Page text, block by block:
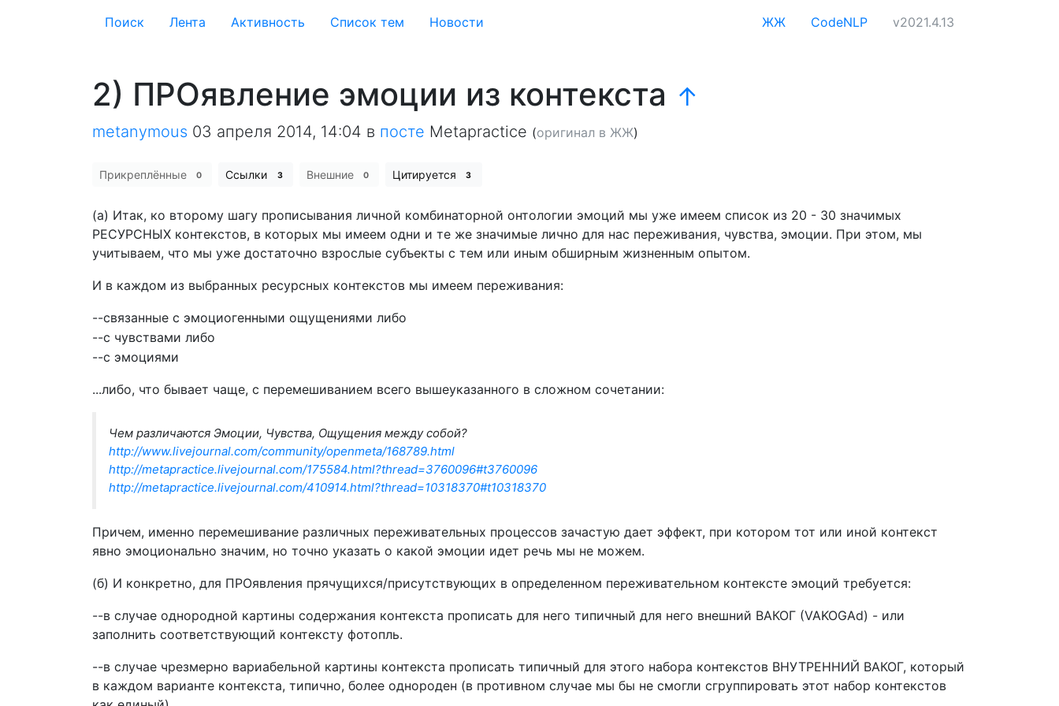
Поиск Лента Активность Cписок тем Новости ЖЖ CodeNLP v2021.4.13
2) ПРОявление эмоции из контекста ↑
metanymous 03 апреля 2014, 14:04 в посте Metapractice (оригинал в ЖЖ)
Прикреплённые 0 Ссылки 3 Внешние 0 Цитируется 3
(а) Итак, ко второму шагу прописывания личной комбинаторной онтологии эмоций мы уже имеем список из 20 - 30 значимых
РЕСУРСНЫХ контекстов, в которых мы имеем одни и те же значимые лично для нас переживания, чувства, эмоции. При этом, мы
учитываем, что мы уже достаточно взрослые субъекты с тем или иным обширным жизненным опытом.
И в каждом из выбранных ресурсных контекстов мы имеем переживания:
--связанные с эмоциогенными ощущениями либо
--с чувствами либо
--с эмоциями
...либо, что бывает чаще, с перемешиванием всего вышеуказанного в сложном сочетании:
Чем различаются Эмоции, Чувства, Ощущения между собой?
http://www.livejournal.com/community/openmeta/168789.html
http://metapractice.livejournal.com/175584.html?thread=3760096#t3760096
http://metapractice.livejournal.com/410914.html?thread=10318370#t10318370
Причем, именно перемешивание различных переживательных процессов зачастую дает эффект, при котором тот или иной контекст
явно эмоционально значим, но точно указать о какой эмоции идет речь мы не можем.
(б) И конкретно, для ПРОявления прячущихся/присутствующих в определенном переживательном контексте эмоций требуется:
--в случае однородной картины содержания контекста прописать для него типичный для него внешний ВАКОГ (VAKOGAd) - или
заполнить соответствующий контексту фотопль.
--в случае чрезмерно вариабельной картины контекста прописать типичный для этого набора контекстов ВНУТРЕННИЙ ВАКОГ, который
в каждом варианте контекста, типично, более однороден (в противном случае мы бы не смогли сгруппировать этот набор контекстов